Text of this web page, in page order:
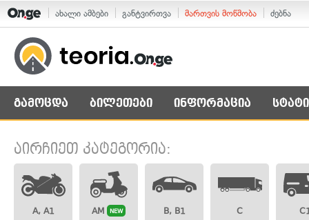
ახალი ამბები განტვირთვა მართვის მოწმობა ძებნა
გამოცდა ბილეთები ინფორმაცია
აირჩიეთ კატეგორია:
A, A1 AM NEW B, B1 C